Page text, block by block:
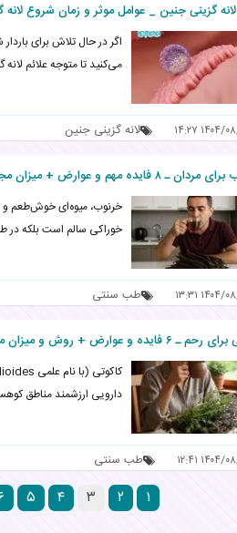
لانه گزینی جنین _ عوامل موثر و زمان شروع
اگر در حال تلاش برای
می‌کنید تا متوجه علائم
۱۸ ۱۴:۲۷ لانه گزینی جنین
۸ فایده مهم و عوارض + میزان مجاز و نحوه مصرف
خرنوب، میوه‌ای خوش‌طعم و
خوراکی سالم است بلکه
۱۸ ۱۳:۳۱ طب سنتی
فایده و عوارض + روش و میزان مجاز مصرف
دارویی ارزشمند مناطق
۱۸ ۱۲:۴۱ طب سنتی
۱ ۲ ۳ ۴ ۵